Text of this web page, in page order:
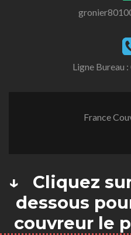
Ligne Bureau :
France
↓ Cliquez
dessous
couvreur le